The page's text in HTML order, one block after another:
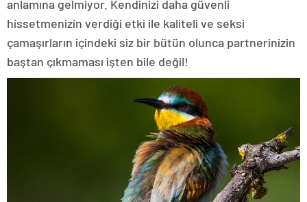
anlamına gelmiyor. Kendinizi daha güvenli
hissetmenizin verdiği etki ile kaliteli ve seksi
çamaşırların içindeki siz bir bütün olunca partnerinizin
baştan çıkmaması işten bile değil!